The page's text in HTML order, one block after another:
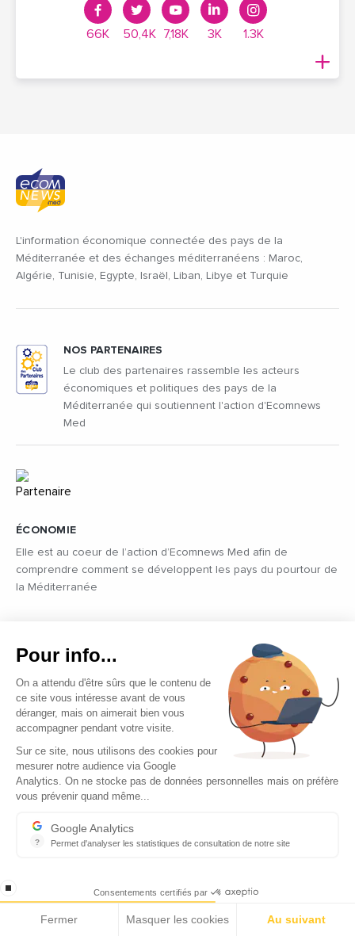
66K 50,4K 7,18K 3K 1.3K
L'information économique connectée des pays de la
Méditerranée et des échanges méditerranéens : Maroc,
Algérie, Tunisie, Egypte, Israël, Liban, Libye et Turquie
ÉCONOMIE
Elle est au coeur de l’action d’Ecomnews Med afin de
comprendre comment se développent les pays du pourtour de
la Méditerranée
Ecomnews Med sélectionne tous les évènements,
manifestations, salons, forums les plus importants à ne surtout
pas manquer
ENTREPRISES
Ecomnews Med veut démontrer la force que représente le
tissu des entreprises sur tous les bassins d’emploi des pays du
pourtour méditerranéen en réalisant des focus sur les plus
innovantes d’entre elles.
VIDÉOS
dynamiques des pays du pourtour méditerranéen.
NOS PARTENAIRES
Le club des partenaires rassemble les acteurs
économiques et politiques des pays de la
Méditerranée qui soutiennent l'action d'Ecomnews
Med
Pour info...
On a attendu d'être sûrs que le contenu de
ce site vous intéresse avant de vous
déranger, mais on aimerait bien vous
accompagner pendant votre visite.
Sur ce site, nous utilisons des cookies pour
mesurer notre audience via Google
Analytics. On ne stocke pas de données personnelles mais on préfère
vous prévenir quand même...
?
Google Analytics
Permet d'analyser les statistiques de consultation de notre site
stop loading Consentements certifiés par
Fermer Masquer les cookies Au suivant